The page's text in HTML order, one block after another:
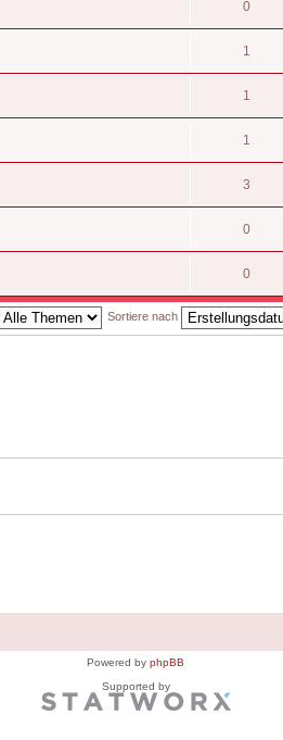
0
1
1
1
3
0
0
Sortiere nach
Powered by phpBB
Supported by